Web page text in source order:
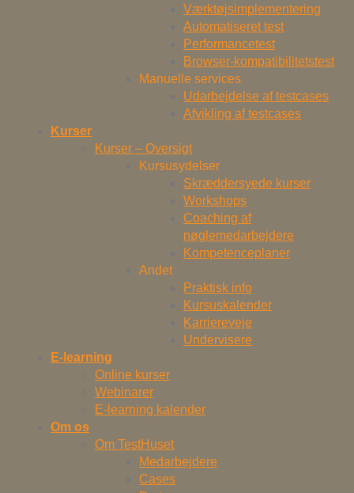
Værktøjsimplementering
Automatiseret test
Performancetest
Browser-kompatibilitetstest
Manuelle services
Udarbejdelse af testcases
Afvikling af testcases
Kurser
Kurser – Oversigt
Kursusydelser
Skræddersyede kurser
Workshops
Coaching af
nøglemedarbejdere
Kompetenceplaner
Andet
Praktisk info
Kursuskalender
Karriereveje
Undervisere
E-learning
Online kurser
Webinarer
E-learning kalender
Om os
Om TestHuset
Medarbejdere
Cases